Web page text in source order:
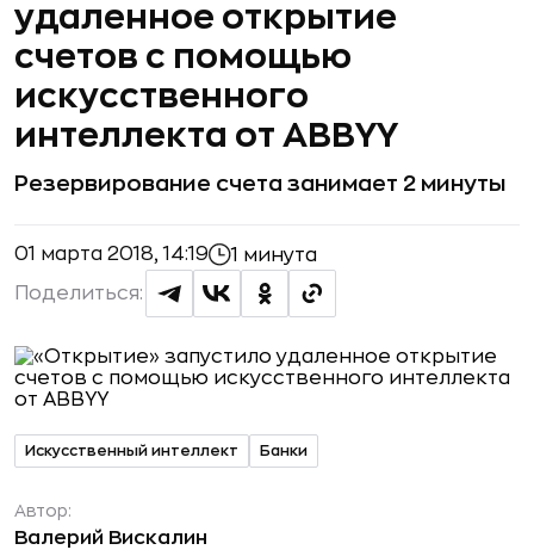
удаленное открытие
счетов с помощью
искусственного
интеллекта от ABBYY
Резервирование счета занимает 2 минуты
01 марта 2018, 14:19 1 минута
Поделиться:
Искусственный интеллект Банки
Автор:
Валерий Вискалин